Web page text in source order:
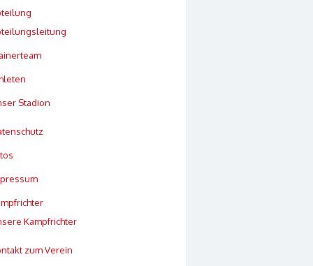
Stadion
Kampfrichter
zum Verein